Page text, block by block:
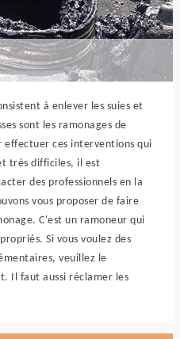
à enlever les suies et
sont les ramonages de
effectuer ces interventions qui
très difficiles, il est
des professionnels en la
vous proposer de faire
C'est un ramoneur qui
Si vous voulez des
veuillez le
Il faut aussi réclamer les